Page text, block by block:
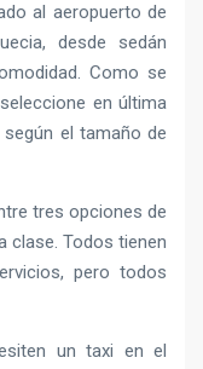
al aeropuerto de
desde sedán
Como se
en última
el tamaño de
tres opciones de
clase. Todos tienen
pero todos
un taxi en el